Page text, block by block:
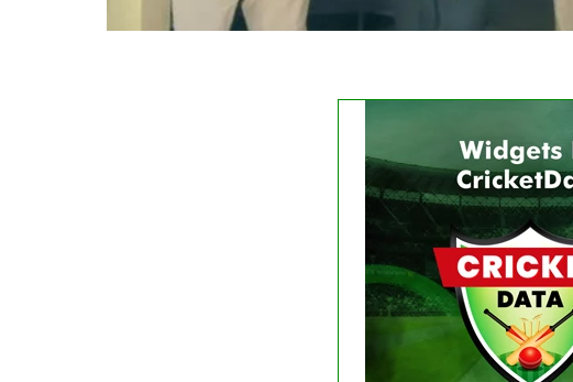
FIXTURE
No live matches
See recent
See fixtures